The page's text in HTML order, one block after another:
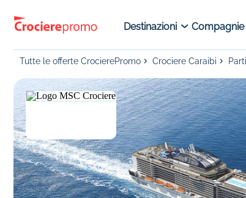
Destinazioni Compagnie
Tutte le offerte CrocierePromo Crociere Caraibi